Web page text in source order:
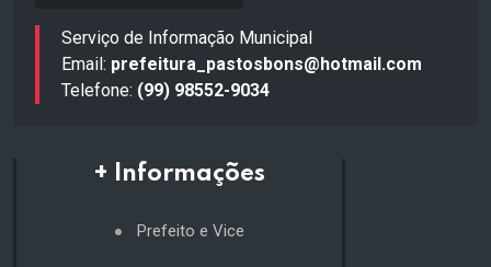
Serviço de Informação Municipal
Email: prefeitura_pastosbons@hotmail.com
Telefone: (99) 98552-9034
+ Informações
Prefeito e Vice